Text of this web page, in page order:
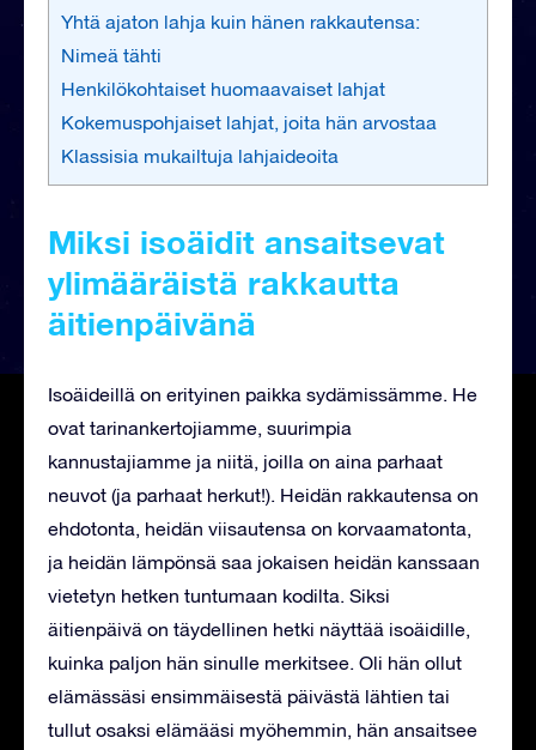
Yhtä ajaton lahja kuin hänen rakkautensa:
Nimeä tähti
Henkilökohtaiset huomaavaiset lahjat
Kokemuspohjaiset lahjat, joita hän arvostaa
Klassisia mukailtuja lahjaideoita
Miksi isoäidit ansaitsevat
ylimääräistä rakkautta
äitienpäivänä
Isoäideillä on erityinen paikka sydämissämme. He
ovat tarinankertojiamme, suurimpia
kannustajiamme ja niitä, joilla on aina parhaat
neuvot (ja parhaat herkut!). Heidän rakkautensa on
ehdotonta, heidän viisautensa on korvaamatonta,
ja heidän lämpönsä saa jokaisen heidän kanssaan
vietetyn hetken tuntumaan kodilta. Siksi
äitienpäivä on täydellinen hetki näyttää isoäidille,
kuinka paljon hän sinulle merkitsee. Oli hän ollut
elämässäsi ensimmäisestä päivästä lähtien tai
tullut osaksi elämääsi myöhemmin, hän ansaitsee